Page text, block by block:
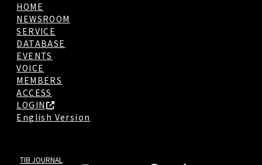
HOME
NEWSROOM
SERVICE
DATABASE
EVENTS
VOICE
MEMBERS
ACCESS
LOGIN
English Version
TIB JOURNAL